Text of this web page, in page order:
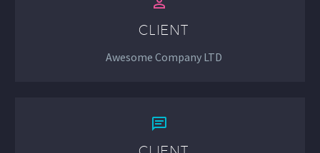
CLIENT
Awesome Company LTD

